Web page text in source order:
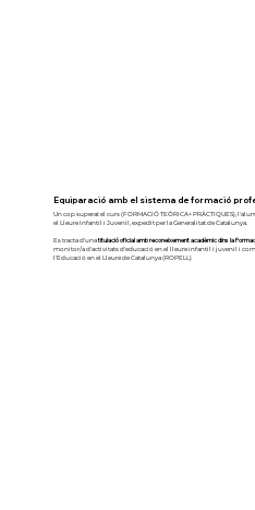
Equiparació amb el sistema de formació
Un cop superat el curs (FORMACIÓ TEÒRICA+ PRÀCTIQUES),
el Lleure Infantil i Juvenil, expedit per la Generalitat de Catalunya.
Es tracta d'unatitulació oficial amb reconeixement acadèmic dins la
monitor/a d'activitats d'educació en el lleure infantil i juvenil i
l'Educació en el Lleure de Catalunya (ROPELL)